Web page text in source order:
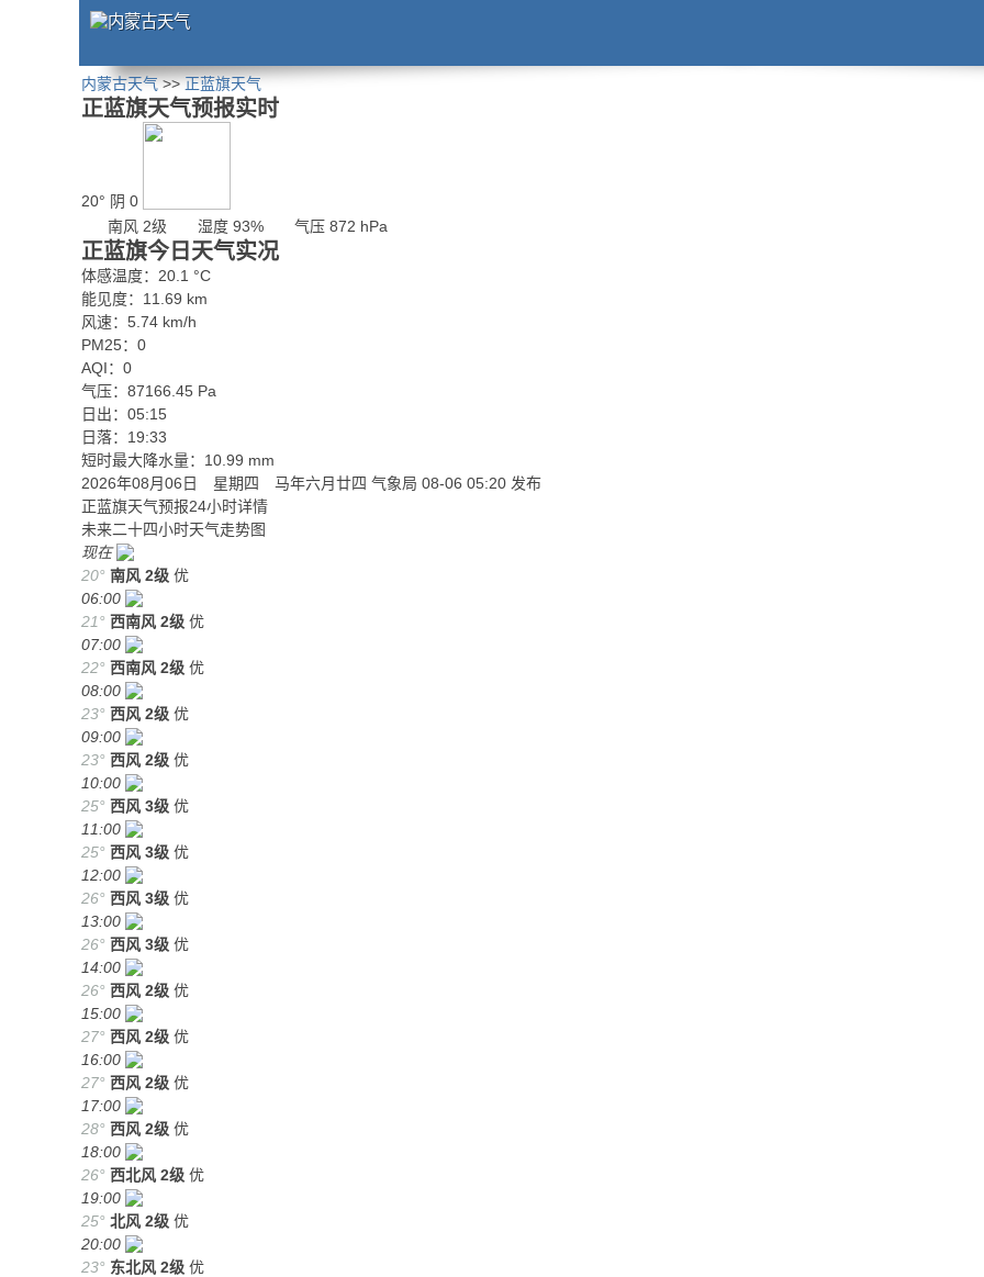
内蒙古天气>>正蓝旗天气
正蓝旗天气预报实时
20° 阴 0
南风 2级
湿度 93% 气压 872 hPa
正蓝旗今日天气实况
体感温度：20.1 °C
能见度：11.69 km
风速：5.74 km/h
PM25：0
AQI：0
气压：87166.45 Pa
日出：05:15
日落：19:33
短时最大降水量：10.99 mm
2026年08月06日 星期四 马年六月廿四 气象局 08-06 05:20 发布
正蓝旗天气预报24小时详情
未来二十四小时天气走势图
现在
20° 南风 2级 优
06:00
21° 西南风 2级 优
07:00
22° 西南风 2级 优
08:00
23° 西风 2级 优
09:00
23° 西风 2级 优
10:00
25° 西风 3级 优
11:00
25° 西风 3级 优
12:00
26° 西风 3级 优
13:00
26° 西风 3级 优
14:00
26° 西风 2级 优
15:00
27° 西风 2级 优
16:00
27° 西风 2级 优
17:00
28° 西风 2级 优
18:00
26° 西北风 2级 优
19:00
25° 北风 2级 优
20:00
23° 东北风 2级 优